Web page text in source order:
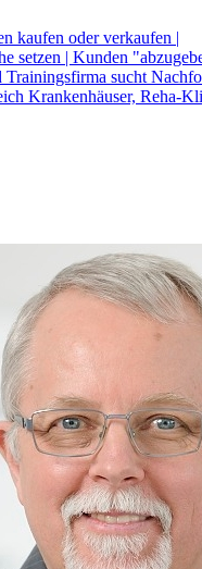
kaufen oder verkaufen |
setzen | Kunden
sucht
Krankenhäuser, Reha-